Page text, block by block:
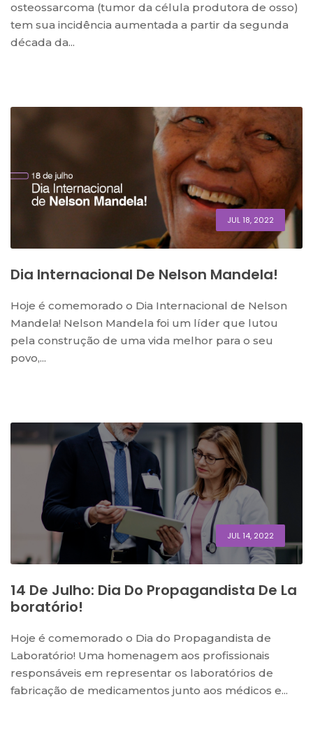
osteossarcoma (tumor da célula produtora de osso)
tem sua incidência aumentada a partir da segunda
década da...
JUL 18, 2022
Dia Internacional De Nelson Mandela!
Hoje é comemorado o Dia Internacional de Nelson
Mandela! Nelson Mandela foi um líder que lutou
pela construção de uma vida melhor para o seu
povo,...
JUL 14, 2022
14 De Julho: Dia Do Propagandista De La
Boratório!
Hoje é comemorado o Dia do Propagandista de
Laboratório! Uma homenagem aos profissionais
responsáveis em representar os laboratórios de
fabricação de medicamentos junto aos médicos e...